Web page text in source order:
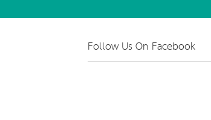
Follow Us On Facebook